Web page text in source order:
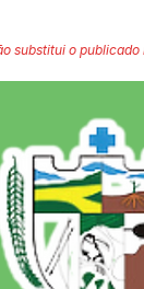
substitui o